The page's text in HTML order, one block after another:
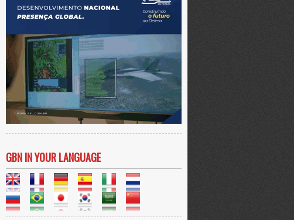
GBN IN YOUR LANGUAGE